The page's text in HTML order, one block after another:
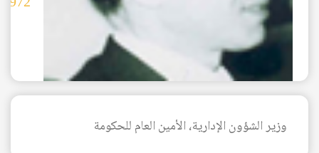
وزير الشؤون الإدارية، الأمين العام للحكومة